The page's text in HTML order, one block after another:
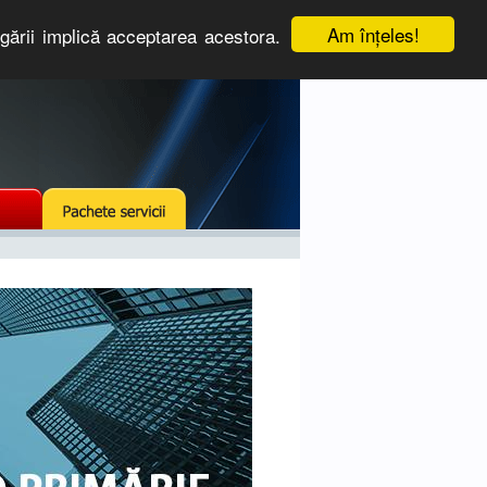
Am înţeles!
implică acceptarea acestora.